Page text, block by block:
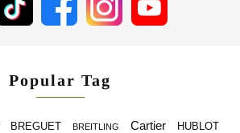
Popular Tag
BREGUET BREITLING Cartier HUBLOT